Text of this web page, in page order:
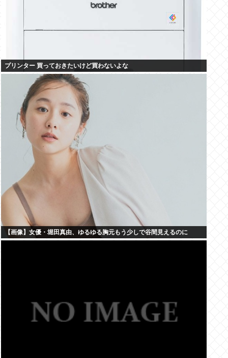
プリンター 買っておきたいけど買わないよな
【画像】女優・堀田真由、ゆるゆる胸元もう少しで谷間見えるのに